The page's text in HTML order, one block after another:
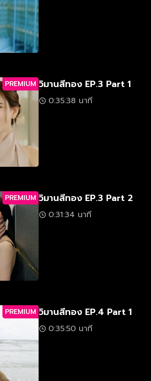
PREMIUM วิมานสีทอง EP.3 Part 1
0:35:38 นาที
PREMIUM วิมานสีทอง EP.3 Part 2
0:31:34 นาที
PREMIUM วิมานสีทอง EP.4 Part 1
0:35:50 นาที